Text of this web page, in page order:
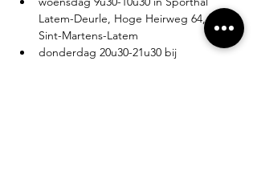
Latem-Deurle, Hoge Heirweg 64, 9830
Sint-Martens-Latem
donderdag 20u30-21u30 bij